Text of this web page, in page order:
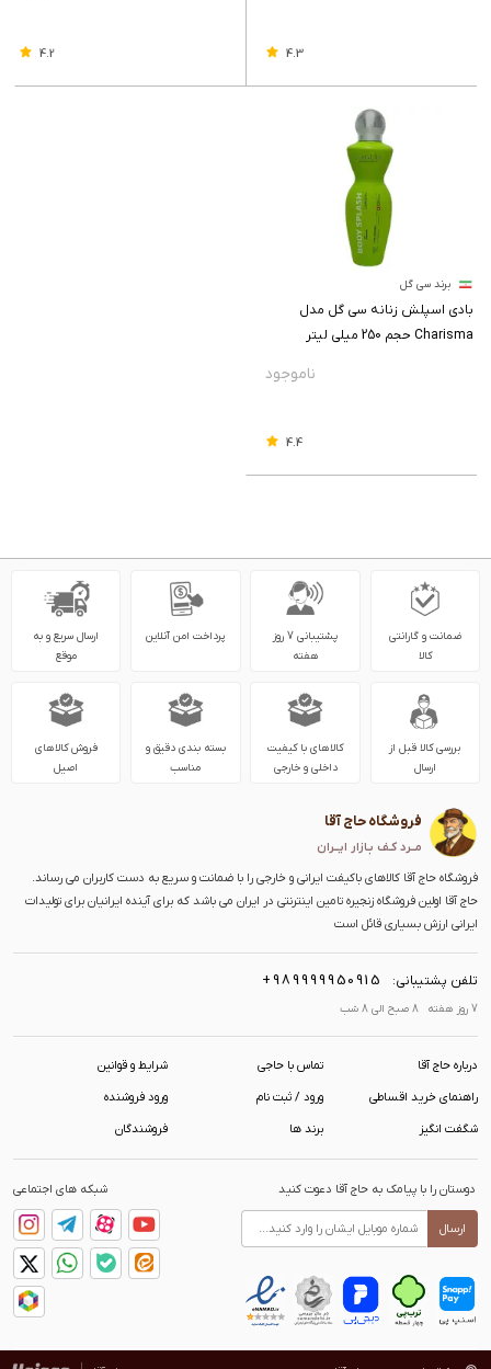
4.3
4.2
برند سی گل
بادی اسپلش زنانه سی گل مدل
Charisma حجم 250 میلی لیتر
4.4
ضمانت و گارانتی
کالا
پشتیبانی 7 روز
هفته
پرداخت امن آنلاین
ارسال سریع و به
موقع
بررسی کالا قبل از
ارسال
کالاهای با کیفیت
داخلی و خارجی
بسته بندی دقیق و
مناسب
فروش کالاهای
اصیل
فروشگاه حاج آقا
مــرد کـف بـازار ایــران
فروشگاه حاج آقا کالاهای باکیفت ایرانی و خارجی را با ضمانت و سریع به دست کاربران می رساند.
حاج آقا اولین فروشگاه زنجیره تامین اینترنتی در ایران می باشد که برای آینده ایرانیان برای تولیدات
ایرانی ارزش بسیاری قائل است
تلفن پشتیبانی: +989999950915
7 روز هفته 8 صبح الی 8 شب
درباره حاج آقا تماس با حاجی شرایط و قوانین
راهنمای خرید اقساطی ورود / ثبت نام ورود فروشنده
شگفت انگیز برند ها فروشندگان
دوستان را با پیامک به حاج آقا دعوت کنید
ارسال
شبکه های اجتماعی